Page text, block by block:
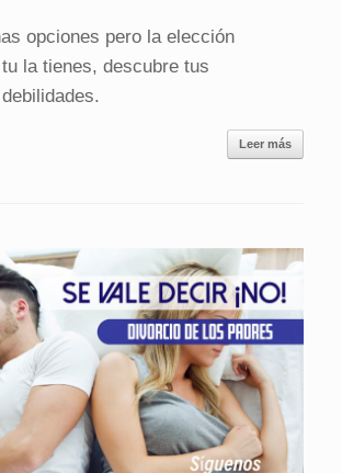
opciones pero la elección
la tienes, descubre tus
Leer más